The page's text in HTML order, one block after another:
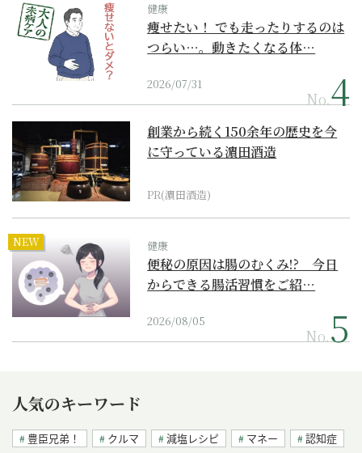
健康
痩せたい！ でも走ったりするのは
つらい…。動きたくなる体…
2026/07/31
No.
創業から続く150余年の歴史を今
に守っている濵田酒造
PR(濵田酒造)
NEW 健康
便秘の原因は腸のむくみ!? 今日
からできる腸活習慣をご紹…
2026/08/05
No.
人気のキーワード
豊臣兄弟！ クルマ 減塩レシピ マネー
認知症